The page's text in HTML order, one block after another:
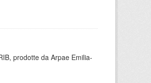
prodotte da Arpae Emilia-